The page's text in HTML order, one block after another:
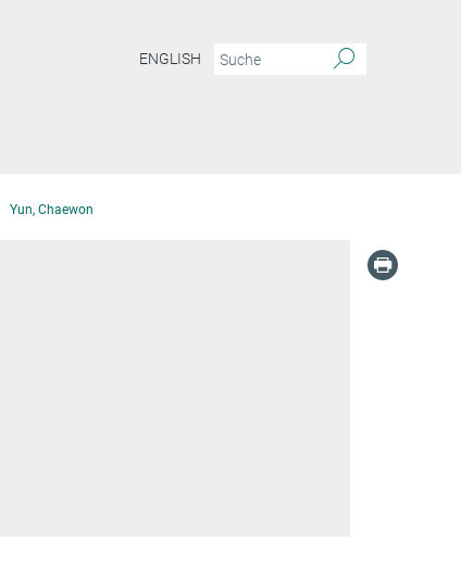
ENGLISH
Yun, Chaewon